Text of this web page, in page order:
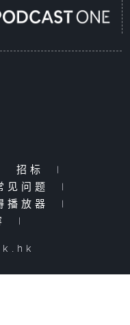
招标
|
见问题
|
播放器
|
|